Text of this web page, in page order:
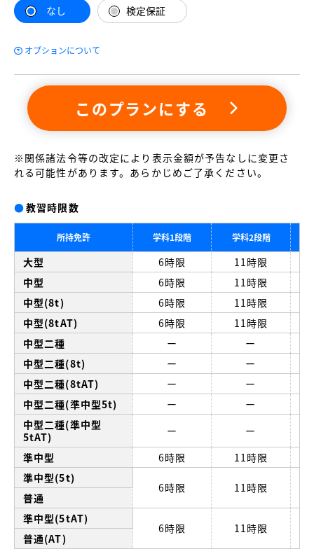
なし
検定保証
オプションについて
このプランにする
※関係諸法令等の改定により表示金額が予告なしに変更さ
れる可能性があります。あらかじめご了承ください。
●教習時限数
所持免許 学科1段階 学科2段階
大型 6時限
11時限
中型
6時限 11時限
中型(8t)
6時限 11時限
中型(8tAT)
6時限 11時限
中型二種
ー
ー
中型二種(8t)
ー
ー
中型二種(8tAT)
ー ー
中型二種(準中型5t)
ー ー
中型二種(準中型
5tAT)
ー ー
準中型
6時限 11時限
準中型(5t)
6時限 11時限
普通
準中型(5tAT)
6時限 11時限
普通(AT)